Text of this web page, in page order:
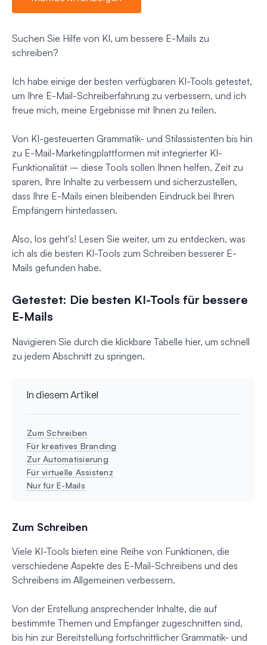
Suchen Sie Hilfe von KI, um bessere E-Mails zu
schreiben?
Ich habe einige der besten verfügbaren KI-Tools getestet,
um Ihre E-Mail-Schreiberfahrung zu verbessern, und ich
freue mich, meine Ergebnisse mit Ihnen zu teilen.
Von KI-gesteuerten Grammatik- und Stilassistenten bis hin
zu E-Mail-Marketingplattformen mit integrierter KI-
Funktionalität – diese Tools sollen Ihnen helfen, Zeit zu
sparen, Ihre Inhalte zu verbessern und sicherzustellen,
dass Ihre E-Mails einen bleibenden Eindruck bei Ihren
Empfängern hinterlassen.
Also, los geht's! Lesen Sie weiter, um zu entdecken, was
ich als die besten KI-Tools zum Schreiben besserer E-
Mails gefunden habe.
Getestet: Die besten KI-Tools für bessere
E-Mails
Navigieren Sie durch die klickbare Tabelle hier, um schnell
zu jedem Abschnitt zu springen.
In diesem Artikel
Zum Schreiben
Für kreatives Branding
Zur Automatisierung
Für virtuelle Assistenz
Nur für E-Mails
Zum Schreiben
Viele KI-Tools bieten eine Reihe von Funktionen, die
verschiedene Aspekte des E-Mail-Schreibens und des
Schreibens im Allgemeinen verbessern.
Von der Erstellung ansprechender Inhalte, die auf
bestimmte Themen und Empfänger zugeschnitten sind,
bis hin zur Bereitstellung fortschrittlicher Grammatik- und